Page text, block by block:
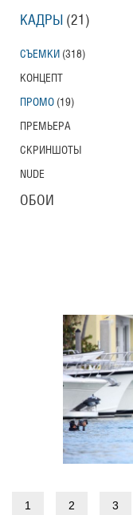
1 2 3
КАДРЫ (21)
СЪЕМКИ (318)
КОНЦЕПТ
ПРОМО (19)
ПРЕМЬЕРА
СКРИНШОТЫ
NUDE
ОБОИ